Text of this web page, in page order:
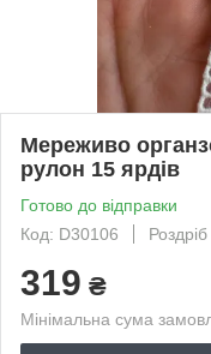
Мереживо
рулон 15 ярдів
Готово до відправки
Код: D30106
Роздріб
319 ₴
Мінімальна сума